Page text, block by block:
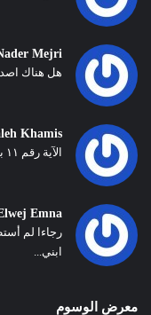
Mejri
هل هناك
Khamis
الآية رقم ١١ بها خطأ لا تَسْمَعُ فِيها لاغِيَةً لقد ضمت التا...
Emna
رجاءا لم
ابني...
معرض الوسوم